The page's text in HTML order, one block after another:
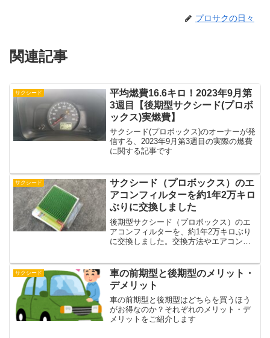
プロサクの日々
関連記事
サクシード
平均燃費16.6キロ！2023年9月第
3週目【後期型サクシード(プロボ
ックス)実燃費】
サクシード(プロボックス)のオーナーが発
信する、2023年9月第3週目の実際の燃費
に関する記事です
サクシード
サクシード（プロボックス）のエ
アコンフィルターを約1年2万キロ
ぶりに交換しました
後期型サクシード（プロボックス）のエ
アコンフィルターを、約1年2万キロぶり
に交換しました。交換方法やエアコンフ
サクシード
車の前期型と後期型のメリット・
デメリット
車の前期型と後期型はどちらを買うほう
がお得なのか？それぞれのメリット・デ
メリットをご紹介します